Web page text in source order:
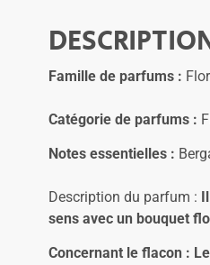
Famille de parfums :
Catégorie de parfums :
Notes essentielles :
Description du parfum :
sens avec un bouquet
Concernant le flacon :